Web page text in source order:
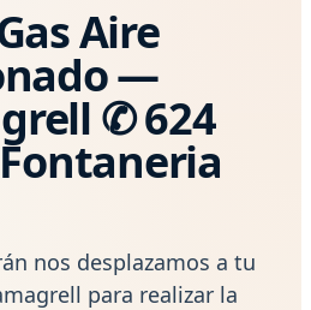
Aire
—
✆ 624
nos desplazamos a tu
para realizar la